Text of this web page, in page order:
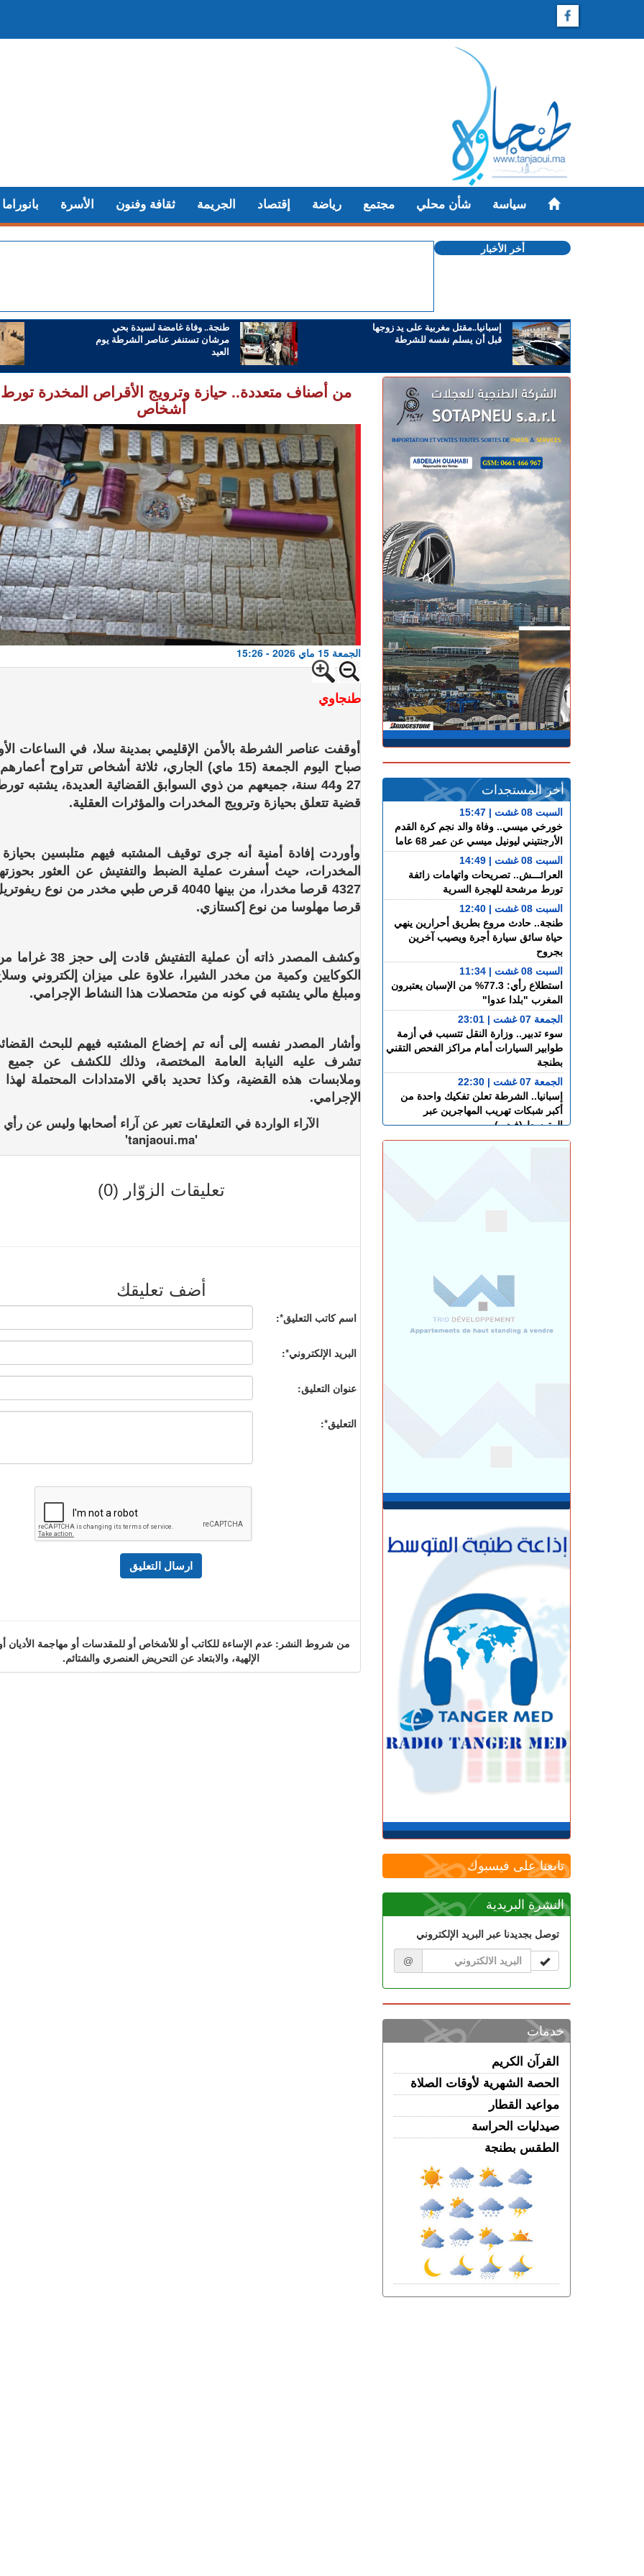
بانوراما الأسرة ثقافة وفنون الجريمة إقتصاد رياضة مجتمع شأن محلي سياسة
أخر الأخبار
طنجة.. وفاة غامضة لسيدة بحي
مرشان تستنفر عناصر الشرطة يوم
العيد
إسبانيا..مقتل مغربية على يد زوجها
قبل أن يسلم نفسه للشرطة
من أصناف متعددة.. حيازة وترويج الأقراص المخدرة تورط
أشخاص
الجمعة 15 ماي 2026 - 15:26
طنجاوي
أوقفت عناصر الشرطة بالأمن الإقليمي بمدينة سلا، في الساعات
صباح اليوم الجمعة (15 ماي) الجاري، ثلاثة أشخاص تتراوح
27 و44 سنة، جميعهم من ذوي السوابق القضائية العديدة، يشتبه
قضية تتعلق بحيازة وترويج المخدرات والمؤثرات العقلية.
وأوردت إفادة أمنية أنه جرى توقيف المشتبه فيهم متلبسين بحيازة
المخدرات، حيث أسفرت عملية الضبط والتفتيش عن العثور
قرصا مهلوسا من نوع إكستازي.
وكشف المصدر ذاته أن عملية التفتيش
الكوكايين وكمية من مخدر الشيرا، علاوة على ميزان إلكتروني
ومبلغ مالي يشتبه في كونه من متحصلات هذا النشاط الإجرامي.
وأشار المصدر نفسه إلى أنه تم إخضاع المشتبه فيهم للبحث
تشرف عليه النيابة العامة المختصة، وذلك للكشف عن
وملابسات هذه القضية، وكذا تحديد باقي الامتدادات المحتملة لهذا
الإجرامي.
الآراء الواردة في التعليقات تعبر عن آراء أصحابها وليس عن رأي
'tanjaoui.ma'
تعليقات الزوّار (0)
أضف تعليقك
اسم كاتب التعليق*:
البريد الإلكتروني*:
عنوان التعليق:
التعليق*:
من شروط النشر: عدم الإساءة للكاتب أو للأشخاص أو للمقدسات أو مهاجمة الأديان
الإلهية، والابتعاد عن التحريض العنصري والشتائم.
أخر المستجدات
السبت 08 غشت | 15:47
خورخي ميسي.. وفاة والد نجم كرة القدم
الأرجنتيني ليونيل ميسي عن عمر 68 عاما
السبت 08 غشت | 14:49
العرائـــش.. تصريحات واتهامات زائفة
تورط مرشحة للهجرة السرية
السبت 08 غشت | 12:40
طنجة.. حادث مروع بطريق أحرارين ينهي
حياة سائق سيارة أجرة ويصيب آخرين
بجروح
السبت 08 غشت | 11:34
استطلاع رأي: 77.3% من الإسبان يعتبرون
المغرب "بلدا عدوا"
الجمعة 07 غشت | 23:01
سوء تدبير.. وزارة النقل تتسبب في أزمة
طوابير السيارات أمام مراكز الفحص التقني
بطنجة
الجمعة 07 غشت | 22:30
إسبانيا.. الشرطة تعلن تفكيك واحدة من
أكبر شبكات تهريب المهاجرين عبر
المتوسط (فيديو)
الجمعة 07 غشت | 21:06
طنجة.. مصرع شابة عشرينية غرقا داخل
بحيرة بمنطقة الگوارت
الجمعة 07 غشت | 20:08
باستخدام مفاتيح مزورة.. سرقة منازل
تطيح بشخصين في قبضة الشرطة
تتبرأ من منشورات تحرض على النزول إلى
الشارع
الجمعة 07 غشت | 13:07
طنجة.. فيديو متداول يقود إلى توقيف
شخصين للاشتباه في الفرار من محطة
رسميـــا.. إلغاء المباراة الودية بين اتحاد
الخميس 06 غشت | 23:12
مصدر دبلوماسي: إعادة القاصرين غير
المرفوقين مسألة مبدأ قائمة على التعليمات
الملكية
رسمياً “أمان” و”مدار” في شوارع طنجة..
تكنولوجيا مغربية متقدمة في خدمة الأمن
تابعنا على فيسبوك
النشرة البريدية
توصل بجديدنا عبر البريد الإلكتروني
@
خدمات
القرآن الكريم
الحصة الشهرية لأوقات الصلاة
مواعيد القطار
صيدليات الحراسة
الطقس بطنجة